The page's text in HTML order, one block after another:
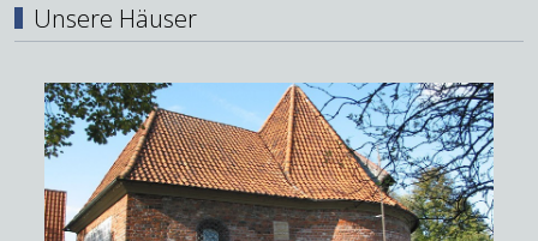
Unsere Häuser